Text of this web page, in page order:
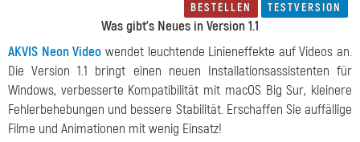
BESTELLEN TESTVERSION
Was gibt's Neues in Version 1.1
AKVIS Neon Video wendet leuchtende Linieneffekte auf Videos an.
Die Version 1.1 bringt einen neuen Installationsassistenten für
Windows, verbesserte Kompatibilität mit macOS Big Sur, kleinere
Fehlerbehebungen und bessere Stabilität. Erschaffen Sie auffällige
Filme und Animationen mit wenig Einsatz!